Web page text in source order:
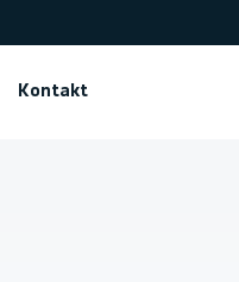
Kontakt